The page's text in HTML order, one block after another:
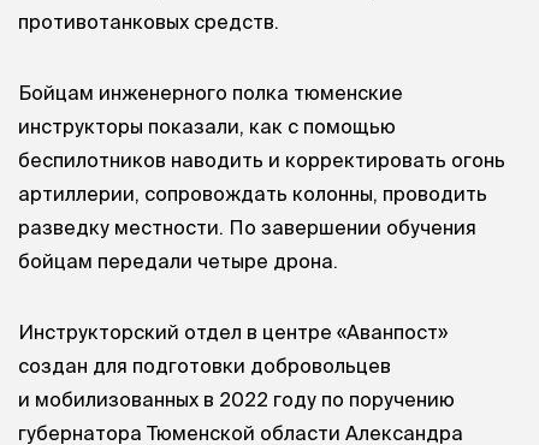
противотанковых средств.
Бойцам инженерного полка тюменские
инструкторы показали, как с помощью
беспилотников наводить и корректировать огонь
артиллерии, сопровождать колонны, проводить
разведку местности. По завершении обучения
бойцам передали четыре дрона.
Инструкторский отдел в центре «Аванпост»
создан для подготовки добровольцев
и мобилизованных в 2022 году по поручению
губернатора Тюменской области Александра